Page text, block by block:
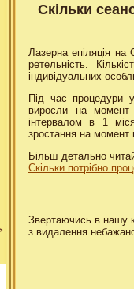
Скільки
Лазерна епіляція на
ретельність.
індивідуальних
Під час процедури
виросли на
інтервалом в 1
зростання на момент
Більш детально
Скільки потрібно
Звертаючись в нашу
з видалення